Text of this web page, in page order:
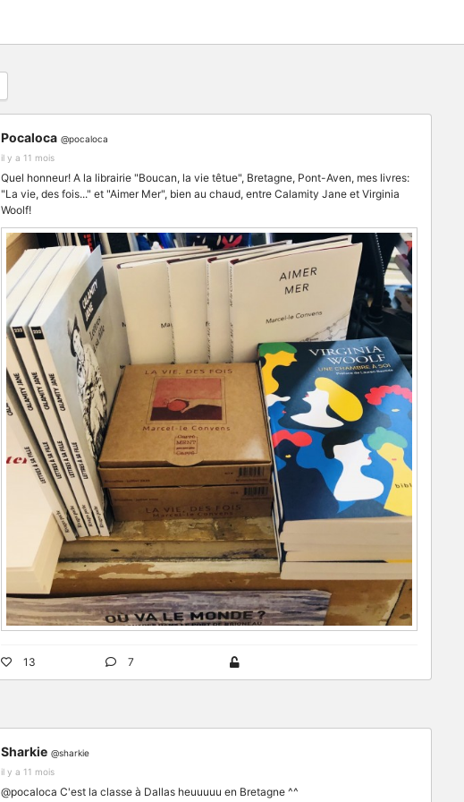
Pocaloca @pocaloca
il y a 11 mois
Quel honneur! A la librairie "Boucan, la vie têtue", Bretagne, Pont-Aven, mes livres:
"La vie, des fois..." et "Aimer Mer", bien au chaud, entre Calamity Jane et Virginia
Woolf!
13 7
Sharkie @sharkie
il y a 11 mois
@pocaloca C'est la classe à Dallas heuuuuu en Bretagne ^^